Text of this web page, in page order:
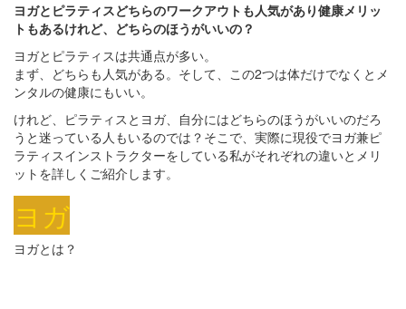
ヨガとピラティスどちらのワークアウトも人気があり健康メリッ
トもあるけれど、どちらのほうがいいの？
ヨガとピラティスは共通点が多い。
まず、どちらも人気がある。そして、この2つは体だけでなくとメ
ンタルの健康にもいい。
けれど、ピラティスとヨガ、自分にはどちらのほうがいいのだろ
うと迷っている人もいるのでは？そこで、実際に現役でヨガ兼ピ
ラティスインストラクターをしている私がそれぞれの違いとメリ
ットを詳しくご紹介します。
ヨガ
ヨガとは？